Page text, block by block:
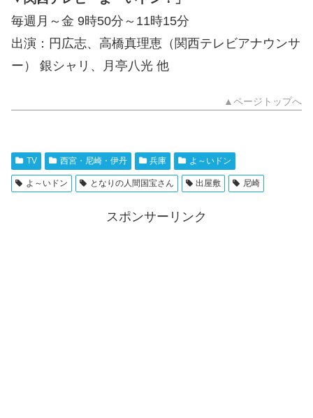
毎週月～金 9時50分～11時15分
出演：円広志、高橋真理恵（関西テレビアナウンサ
ー） 銀シャリ、月亭八光 他
▲ページトップへ
TV 西宮・尼崎・伊丹 兵庫 よ～いドン
よ～いドン となりの人間国宝さん 出屋敷 尼崎
スポンサーリンク